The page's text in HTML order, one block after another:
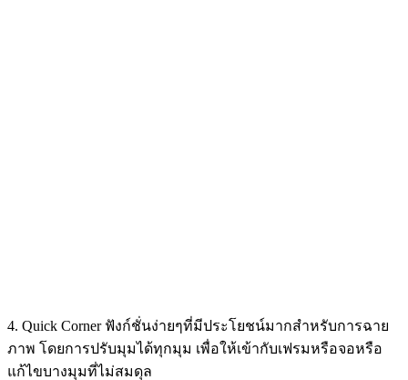
4. Quick Corner ฟังก์ชั่นง่ายๆที่มีประโยชน์มากสำหรับการฉาย
ภาพ โดยการปรับมุมได้ทุกมุม เพื่อให้เข้ากับเฟรมหรือจอหรือ
แก้ไขบางมุมที่ไม่สมดุล